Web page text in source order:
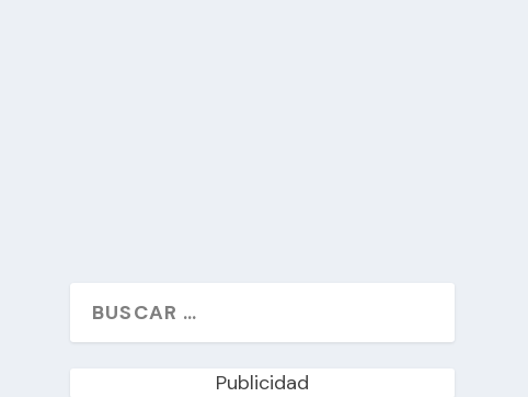
Publicidad